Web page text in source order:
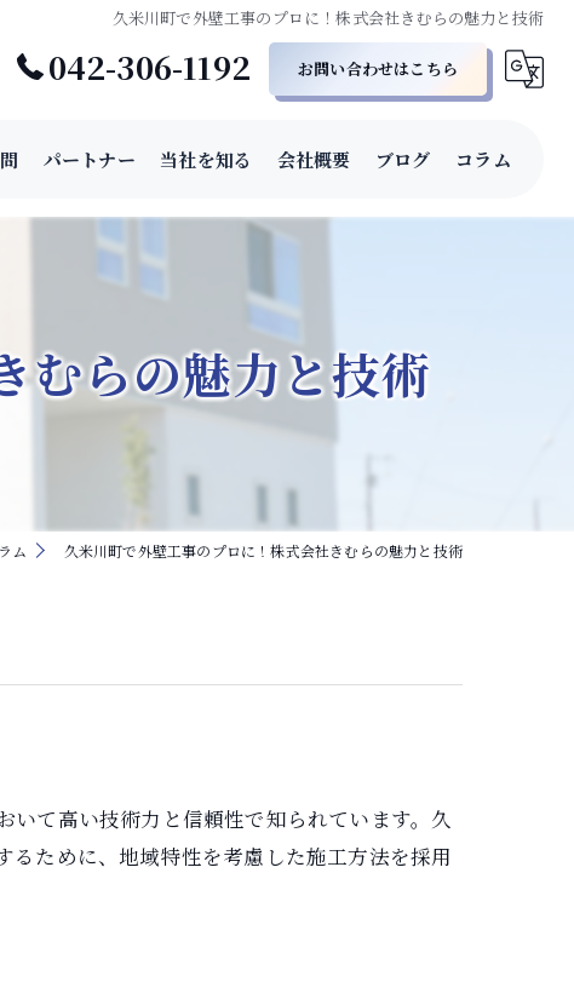
久米川町で外壁工事のプロに！株式会社きむらの魅力と技術
042-306-1192 お問い合わせはこちら
パートナー 当社を知る
経験者
会社概要 ブログ コラム
むらの魅力と技術
ム 久米川町で外壁工事のプロに！株式会社きむらの魅力と技術
て高い技術力と信頼性で知られています。久
ために、地域特性を考慮した施工方法を採用